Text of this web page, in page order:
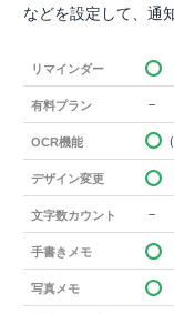
などを設定して、通
リマインダー
有料プラン －
OCR機能
デザイン変更
文字数カウント －
手書きメモ
写真メモ